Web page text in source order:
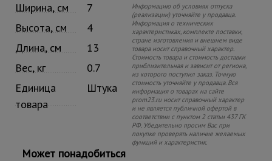
Ширина, см
7
Высота, см
4
Длина, см
13
Вес, кг
0.7
Единица
товара
Штука
Информацию об условиях отпуска
(реализации) уточняйте у продавца.
Информация о технических
характеристиках, комплекте поставки,
стране изготовления и внешнем виде
товара носит справочный характер.
Стоимость товара и стоимость доставки
приблизительная и зависит от региона,
из которого поступил заказ. Точную
стоимость уточняйте у продавца. Вся
информация о товарах на сайте
prom23.ru носит справочный характер
и не является публичной офертой в
соответствии с пунктом 2 статьи 437 ГК
РФ. Убедительно просим Вас при
покупке проверять наличие желаемых
функций и характеристик.
Может понадобиться